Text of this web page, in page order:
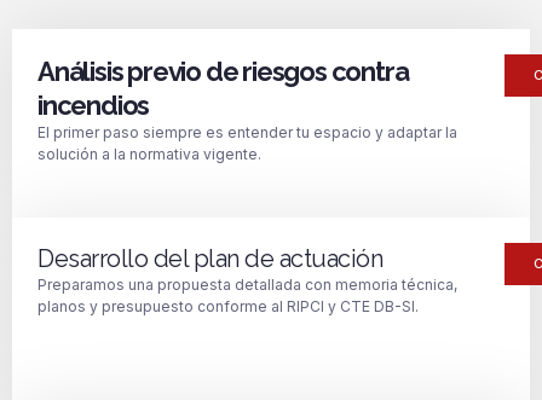
Análisis previo de riesgos contra
incendios
El primer paso siempre es entender tu espacio y adaptar la
solución a la normativa vigente.
Desarrollo del plan de actuación
Preparamos una propuesta detallada con memoria técnica,
planos y presupuesto conforme al RIPCI y CTE DB-SI.